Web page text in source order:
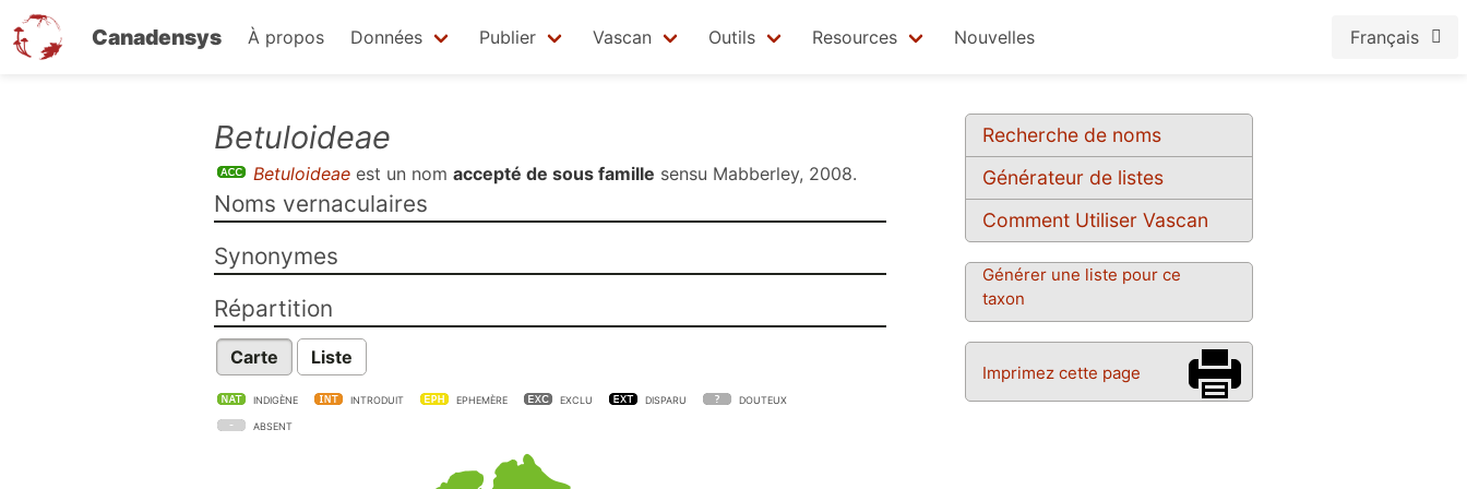
Canadensys À propos Données Publier Vascan Outils Resources Nouvelles Français
Recherche de noms
Générateur de listes
Comment Utiliser Vascan
Générer une liste pour ce
taxon
Imprimez cette page
Betuloideae
Betuloideae est un nom accepté de sous famille sensu Mabberley, 2008.
Noms vernaculaires
Synonymes
Répartition
Carte Liste
INDIGÈNE INTRODUIT EPHEMÈRE EXCLU DISPARU DOUTEUX
ABSENT